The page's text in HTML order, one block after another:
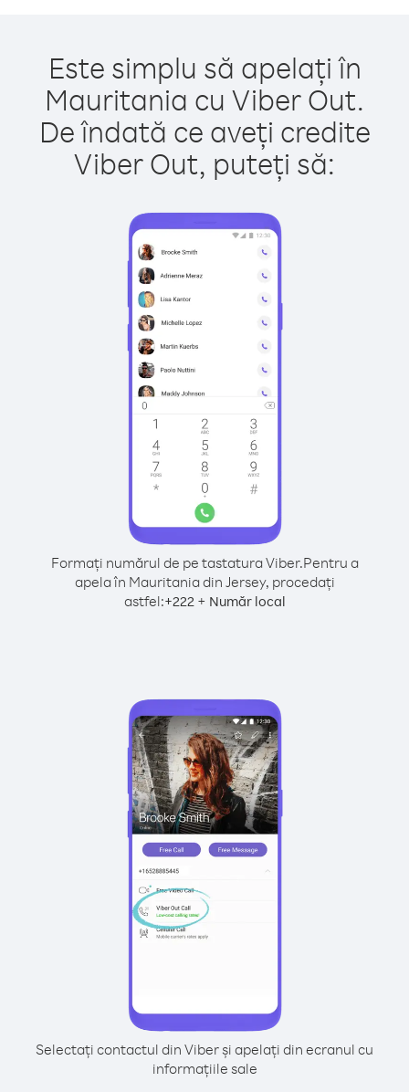
Este simplu să apelați în
Mauritania cu Viber Out.
De îndată ce aveți credite
Viber Out, puteți să:
Formați numărul de pe tastatura Viber.Pentru a
apela în Mauritania din Jersey, procedați
astfel:+222+ Număr local
Selectați contactul din Viber și apelați din ecranul cu
informațiile sale